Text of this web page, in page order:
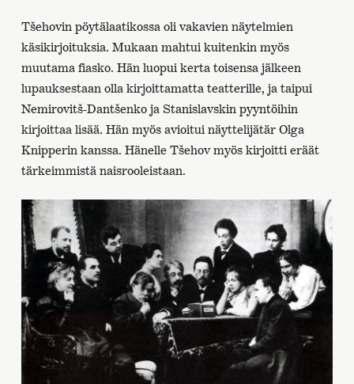
Tšehovin pöytälaatikossa oli vakavien näytelmien
käsikirjoituksia. Mukaan mahtui kuitenkin myös
muutama fiasko. Hän luopui kerta toisensa jälkeen
lupauksestaan olla kirjoittamatta teatterille, ja taipui
Nemirovitš-Dantšenko ja Stanislavskin pyyntöihin
kirjoittaa lisää. Hän myös avioitui näyttelijätär Olga
Knipperin kanssa. Hänelle Tšehov myös kirjoitti eräät
tärkeimmistä naisrooleistaan.